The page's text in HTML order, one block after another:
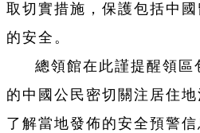
取切實措施，保護包括中
的安全。
總領館在此謹提醒領區
的中國公民密切關注居住
了解當地發佈的安全預警